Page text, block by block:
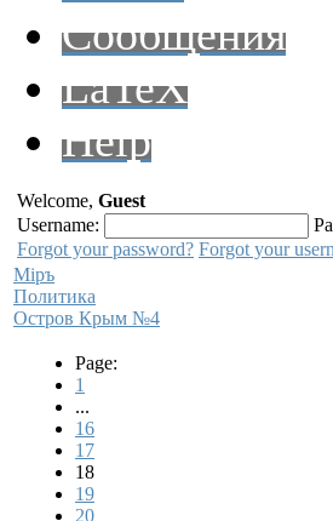
Сообщения
LaTeX
Help
Welcome, Guest
Username:
Forgot your password? Forgot your
Мiръ
Политика
Остров Крым №4
Page:
1
...
16
17
18
19
20